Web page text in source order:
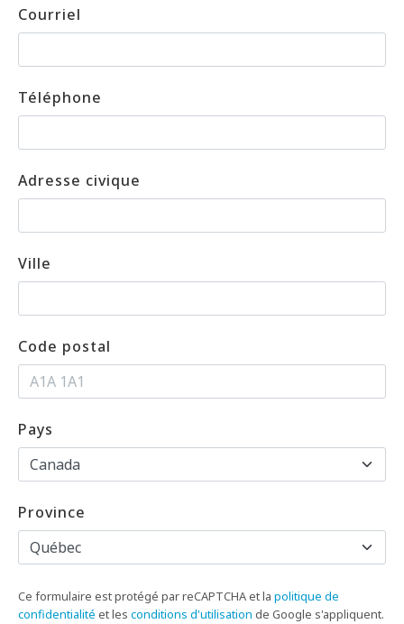
Courriel
Téléphone
Adresse civique
Ville
Code postal
Pays
Province
Ce formulaire est protégé par reCAPTCHA et la politique de
confidentialité et les conditions d'utilisation de Google s'appliquent.